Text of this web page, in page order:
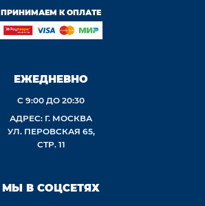
ПРИНИМАЕМ К ОПЛАТЕ
ЕЖЕДНЕВНО
С 9:00 ДО 20:30
АДРЕС: Г. МОСКВА
УЛ. ПЕРОВСКАЯ 65,
СТР. 11
МЫ В СОЦСЕТЯХ